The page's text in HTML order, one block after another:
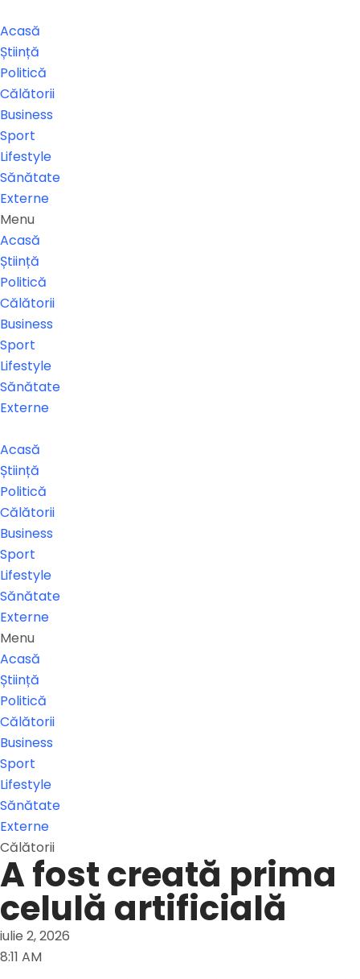
Acasă
Știință
Politică
Călătorii
Business
Sport
Lifestyle
Sănătate
Externe
Menu
Acasă
Știință
Politică
Călătorii
Business
Sport
Lifestyle
Sănătate
Externe
Acasă
Știință
Politică
Călătorii
Business
Sport
Lifestyle
Sănătate
Externe
Menu
Acasă
Știință
Politică
Călătorii
Business
Sport
Lifestyle
Sănătate
Externe
Călătorii
A fost creată prima
celulă artificială
iulie 2, 2026
8:11 AM